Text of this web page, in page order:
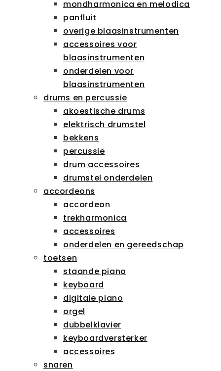
mondharmonica en melodica
panfluit
overige blaasinstrumenten
accessoires voor
blaasinstrumenten
onderdelen voor
blaasinstrumenten
drums en percussie
akoestische drums
elektrisch drumstel
bekkens
percussie
drum accessoires
drumstel onderdelen
accordeons
accordeon
trekharmonica
accessoires
onderdelen en gereedschap
toetsen
staande piano
keyboard
digitale piano
orgel
dubbelklavier
keyboardversterker
accessoires
snaren